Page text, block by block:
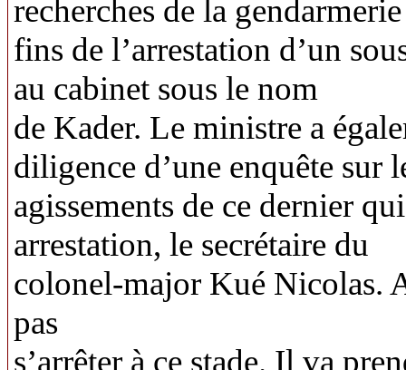
recherches de la
fins de l’arrestation d’un
au cabinet sous le nom
de Kader. Le ministre a
diligence d’une enquête sur
agissements de ce dernier
arrestation, le secrétaire du
colonel-major Kué Nicolas.
pas
s’arrêter à ce stade. Il va